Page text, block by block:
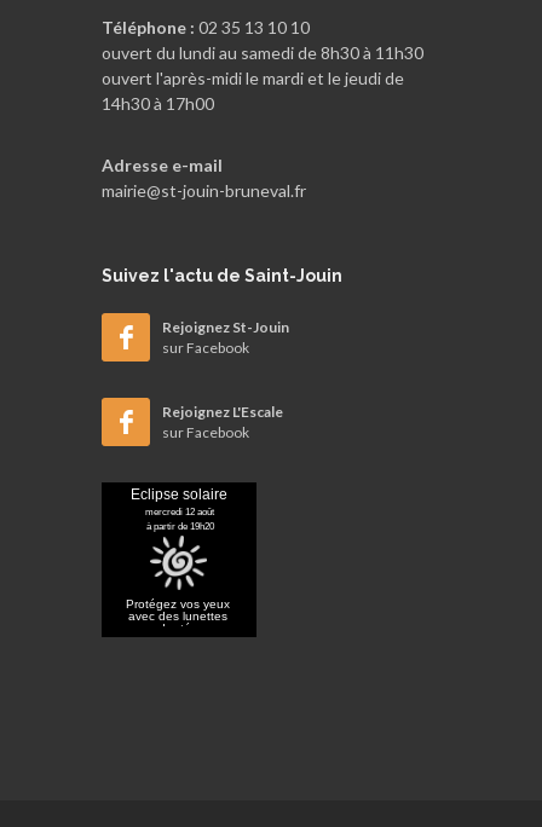
Téléphone : 02 35 13 10 10
ouvert du lundi au samedi de 8h30 à 11h30
ouvert l'après-midi le mardi et le jeudi de
14h30 à 17h00
Adresse e-mail
mairie@st-jouin-bruneval.fr
Suivez l'actu de Saint-Jouin
Rejoignez St-Jouin
sur Facebook
Rejoignez L'Escale
sur Facebook